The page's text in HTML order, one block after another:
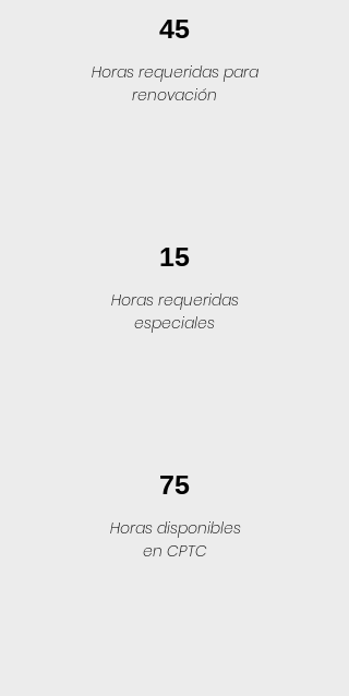
45
Horas requeridas para
renovación
15
Horas requeridas
especiales
75
Horas disponibles
en CPTC